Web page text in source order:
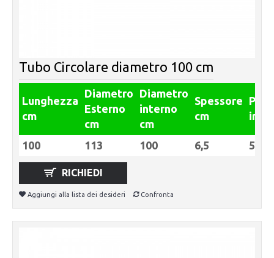
Tubo Circolare diametro 100 cm
Lunghezza
cm
Diametro
Esterno
cm
Diametro
interno
cm
Spessore
cm
Peso
in Kg
100 113 100 6,5 535
RICHIEDI
Aggiungi alla lista dei desideri Confronta